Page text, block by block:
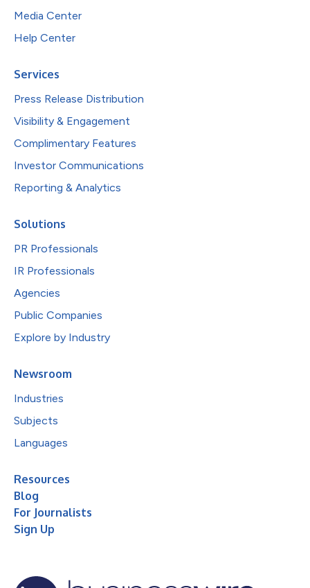
Media Center
Help Center
Services
Press Release Distribution
Visibility & Engagement
Complimentary Features
Investor Communications
Reporting & Analytics
Solutions
PR Professionals
IR Professionals
Agencies
Public Companies
Explore by Industry
Newsroom
Industries
Subjects
Languages
Resources
Blog
For Journalists
Sign Up